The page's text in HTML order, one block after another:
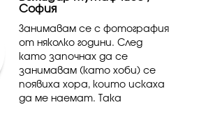
София
Занимавам се с фотография
от няколко години. След
като започнах да се
занимавам (като хоби) се
появиха хора, които искаха
да ме наемат. Така